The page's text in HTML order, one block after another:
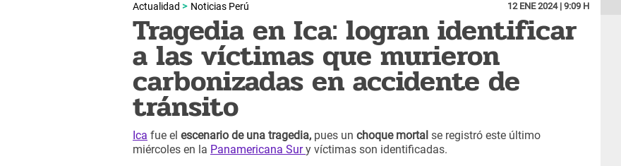
Actualidad Noticias Perú 12 ENE 2024 | 9:09 H
Tragedia en Ica: logran identificar
a las víctimas que murieron
carbonizadas en accidente de
tránsito
Ica fue el escenario de una tragedia, pues un choque mortal se registró este último
miércoles en la Panamericana Sury víctimas son identificadas.